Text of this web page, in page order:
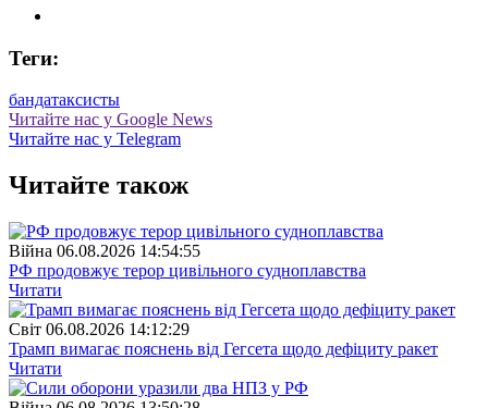
Теги:
бандатаксисты
Читайте нас у Google News
Читайте нас у Telegram
Читайте також
Війна 06.08.2026 14:54:55
РФ продовжує терор цивільного судноплавства
Читати
Свiт 06.08.2026 14:12:29
Трамп вимагає пояснень від Гегсета щодо дефіциту ракет
Читати